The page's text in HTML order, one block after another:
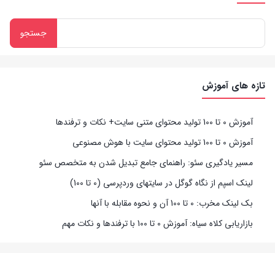
تازه های آموزش
آموزش 0 تا 100 تولید محتوای متنی سایت+ نکات و ترفندها
آموزش 0 تا 100 تولید محتوای سایت با هوش مصنوعی
مسیر یادگیری سئو: راهنمای جامع تبدیل شدن به متخصص سئو
لینک اسپم از نگاه گوگل در سایتهای وردپرسی (0 تا 100)
بک لینک مخرب: 0 تا 100 آن و نحوه مقابله با آنها
بازاریابی کلاه سیاه: آموزش 0 تا 100 با ترفندها و نکات مهم